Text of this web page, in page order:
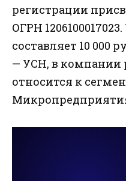
регистрации
ОГРН
составляет 10 000
— УСН, в компании
относится к